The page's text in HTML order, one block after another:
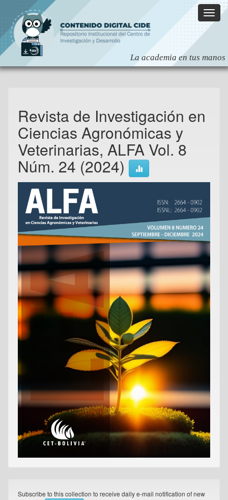
navigation
Revista de Investigación en
Ciencias Agronómicas y
Veterinarias, ALFA Vol. 8
Núm. 24 (2024)
Subscribe to this collection to receive daily e-mail notification of new